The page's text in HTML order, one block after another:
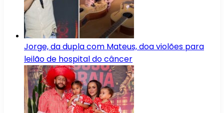
Jorge, da dupla com Mateus, doa violões para
leilão de hospital do câncer